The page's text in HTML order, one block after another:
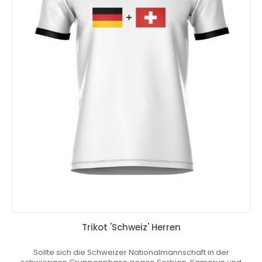
Trikot 'Schweiz' Herren
Sollte sich die Schweizer Nationalmannschaft in der